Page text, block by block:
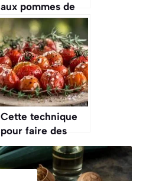
aux pommes de
terre confites :
recette
savoureuse
Cette technique
pour faire des
« tomates
confites » au four
est simple et